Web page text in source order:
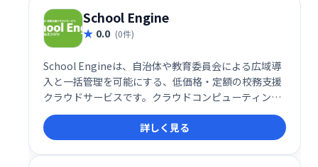
School Engine
0.0 (0件)
School Engineは、自治体や教育委員会による広域導
入と一括管理を可能にする、低価格・定額の校務支援
クラウドサービスです。クラウドコンピューティング
を活用し、各学校の業務効率化を支援します。 導入コ
ストを抑え、安定したサービス提供で、教育現場の負
担軽減に貢献します。
詳しく見る